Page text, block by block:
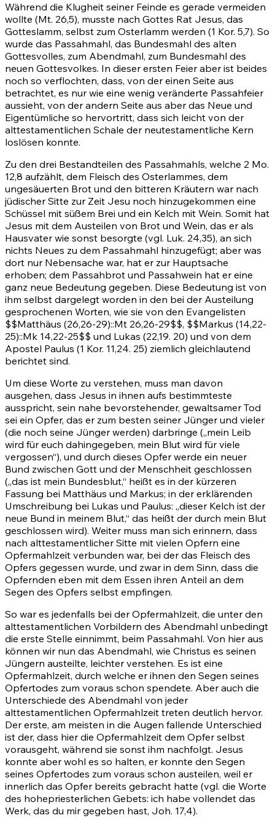
Während die Klugheit seiner Feinde es gerade vermeiden
wollte (Mt. 26,5), musste nach Gottes Rat Jesus, das
Gotteslamm, selbst zum Osterlamm werden (1 Kor. 5,7). So
wurde das Passahmahl, das Bundesmahl des alten
Gottesvolles, zum Abendmahl, zum Bundesmahl des
neuen Gottesvolkes. In dieser ersten Feier aber ist beides
noch so verflochten, dass, von der einen Seite aus
betrachtet, es nur wie eine wenig veränderte Passahfeier
aussieht, von der andern Seite aus aber das Neue und
Eigentümliche so hervortritt, dass sich leicht von der
alttestamentlichen Schale der neutestamentliche Kern
loslösen konnte.
Zu den drei Bestandteilen des Passahmahls, welche 2 Mo.
12,8 aufzählt, dem Fleisch des Osterlammes, dem
ungesäuerten Brot und den bitteren Kräutern war nach
jüdischer Sitte zur Zeit Jesu noch hinzugekommen eine
Schüssel mit süßem Brei und ein Kelch mit Wein. Somit hat
Jesus mit dem Austeilen von Brot und Wein, das er als
Hausvater wie sonst besorgte (vgl. Luk. 24,35), an sich
nichts Neues zu dem Passahmahl hinzugefügt; aber was
dort nur Nebensache war, hat er zur Hauptsache
erhoben; dem Passahbrot und Passahwein hat er eine
ganz neue Bedeutung gegeben. Diese Bedeutung ist von
ihm selbst dargelegt worden in den bei der Austeilung
gesprochenen Worten, wie sie von den Evangelisten
$$Matthäus (26,26-29)::Mt 26,26-29$$, $$Markus (14,22-
25)::Mk 14,22-25$$ und Lukas (22,19. 20) und von dem
Apostel Paulus (1 Kor. 11,24. 25) ziemlich gleichlautend
berichtet sind.
Um diese Worte zu verstehen, muss man davon
ausgehen, dass Jesus in ihnen aufs bestimmteste
ausspricht, sein nahe bevorstehender, gewaltsamer Tod
sei ein Opfer, das er zum besten seiner Jünger und vieler
(die noch seine Jünger werden) darbringe („mein Leib
wird für euch dahingegeben, mein Blut wird für viele
vergossen“), und durch dieses Opfer werde ein neuer
Bund zwischen Gott und der Menschheit geschlossen
(„das ist mein Bundesblut,“ heißt es in der kürzeren
Fassung bei Matthäus und Markus; in der erklärenden
Umschreibung bei Lukas und Paulus: „dieser Kelch ist der
neue Bund in meinem Blut,“ das heißt der durch mein Blut
geschlossen wird). Weiter muss man sich erinnern, dass
nach alttestamentlicher Sitte mit vielen Opfern eine
Opfermahlzeit verbunden war, bei der das Fleisch des
Opfers gegessen wurde, und zwar in dem Sinn, dass die
Opfernden eben mit dem Essen ihren Anteil an dem
Segen des Opfers selbst empfingen.
So war es jedenfalls bei der Opfermahlzeit, die unter den
alttestamentlichen Vorbildern des Abendmahl unbedingt
die erste Stelle einnimmt, beim Passahmahl. Von hier aus
können wir nun das Abendmahl, wie Christus es seinen
Jüngern austeilte, leichter verstehen. Es ist eine
Opfermahlzeit, durch welche er ihnen den Segen seines
Opfertodes zum voraus schon spendete. Aber auch die
Unterschiede des Abendmahl von jeder
alttestamentlichen Opfermahlzeit treten deutlich hervor.
Der erste, am meisten in die Augen fallende Unterschied
ist der, dass hier die Opfermahlzeit dem Opfer selbst
vorausgeht, während sie sonst ihm nachfolgt. Jesus
konnte aber wohl es so halten, er konnte den Segen
seines Opfertodes zum voraus schon austeilen, weil er
innerlich das Opfer bereits gebracht hatte (vgl. die Worte
des hohepriesterlichen Gebets: ich habe vollendet das
Werk, das du mir gegeben hast, Joh. 17,4).